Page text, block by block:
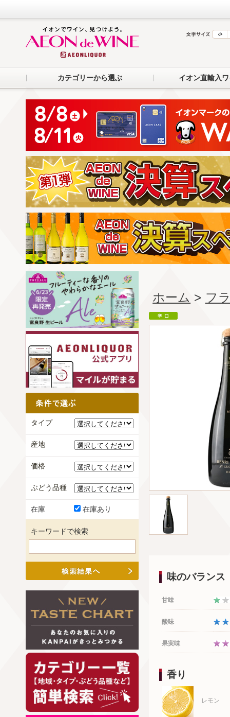
カテゴリーから選ぶ イオン直輸入
ホーム > フ
味のバランス
甘味
酸味
果実味
香り
レモン
タイプ
産地
価格
ぶどう品種
在庫 在庫あり
キーワードで検索